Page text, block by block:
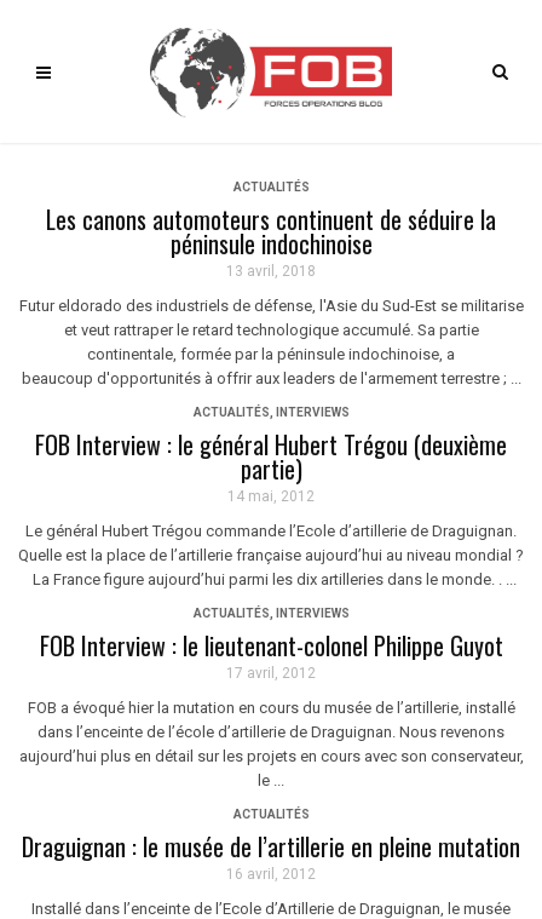
ACTUALITÉS
Les canons automoteurs continuent de séduire la
péninsule indochinoise
13 avril, 2018
Futur eldorado des industriels de défense, l'Asie du Sud-Est se militarise
et veut rattraper le retard technologique accumulé. Sa partie
continentale, formée par la péninsule indochinoise, a
beaucoup d'opportunités à offrir aux leaders de l'armement terrestre ; ...
ACTUALITÉS INTERVIEWS
FOB Interview : le général Hubert Trégou (deuxième
partie)
14 mai, 2012
Le général Hubert Trégou commande l’Ecole d’artillerie de Draguignan.
Quelle est la place de l’artillerie française aujourd’hui au niveau mondial ?
La France figure aujourd’hui parmi les dix artilleries dans le monde. . ...
ACTUALITÉS INTERVIEWS
FOB Interview : le lieutenant-colonel Philippe Guyot
17 avril, 2012
FOB a évoqué hier la mutation en cours du musée de l’artillerie, installé
dans l’enceinte de l’école d’artillerie de Draguignan. Nous revenons
aujourd’hui plus en détail sur les projets en cours avec son conservateur,
le ...
ACTUALITÉS
Draguignan : le musée de l’artillerie en pleine mutation
16 avril, 2012
Installé dans l’enceinte de l’Ecole d’Artillerie de Draguignan, le musée